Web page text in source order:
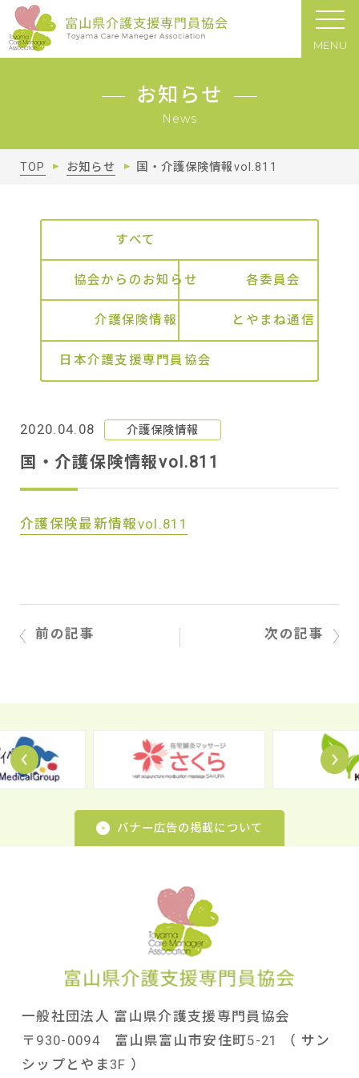
MENU
お知らせ
News
TOP お知らせ 国・介護保険情報vol.811
すべて
協会からのお知らせ 各委員会
介護保険情報 とやまね通信
日本介護支援専門員協会
2020.04.08 介護保険情報
国・介護保険情報vol.811
介護保険最新情報vol.811
前の記事 次の記事
Prev
バナー広告の掲載について
一般社団法人 富山県介護支援専門員協会
〒930-0094 富山県富山市安住町5-21 （ サン
シップとやま3F ）